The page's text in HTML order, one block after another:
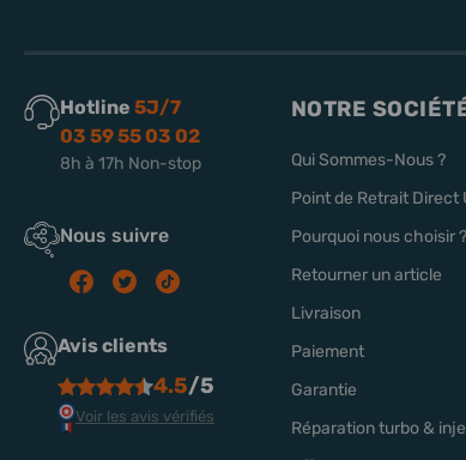
Hotline 5J/7
03 59 55 03 02
8h à 17h Non-stop
Nous suivre
Avis clients
4.5/5
Voir les avis vérifiés
NOTRE
Qui Sommes-Nous ?
Point de Retrait Direct
Pourquoi nous choisir ?
Retourner un article
Livraison
Paiement
Garantie
Réparation turbo &